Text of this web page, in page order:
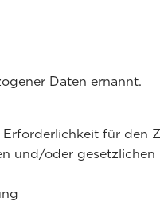
Daten ernannt.
für den
und/oder gesetzlichen